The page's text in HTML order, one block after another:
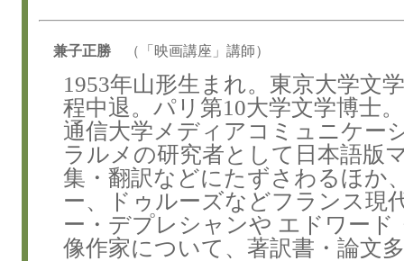
兼子正勝 （「映画講座」講師）
1953年山形生まれ。東京大学文
程中退。パリ第10大学文学博士
通信大学メディアコミュニケー
ラルメの研究者として日本語版
集・翻訳などにたずさわるほか
ー、ドゥルーズなどフランス現
ー・デプレシャンや エドワード
像作家について、著訳書・論文